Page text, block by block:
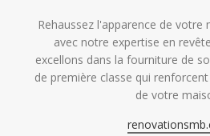
Rehaussez l'apparence de
avec notre expertise en
excellons dans la fourniture de
de première classe qui
de votre